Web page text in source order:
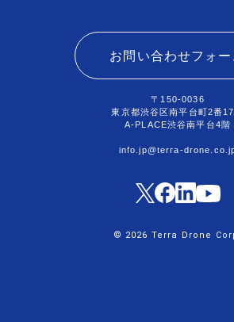
お問い合わせフォー
〒150-0036
東京都渋谷区南平台町2番
A-PLACE渋谷南平台4階
info.jp@terra-
© 2026 Terra Drone